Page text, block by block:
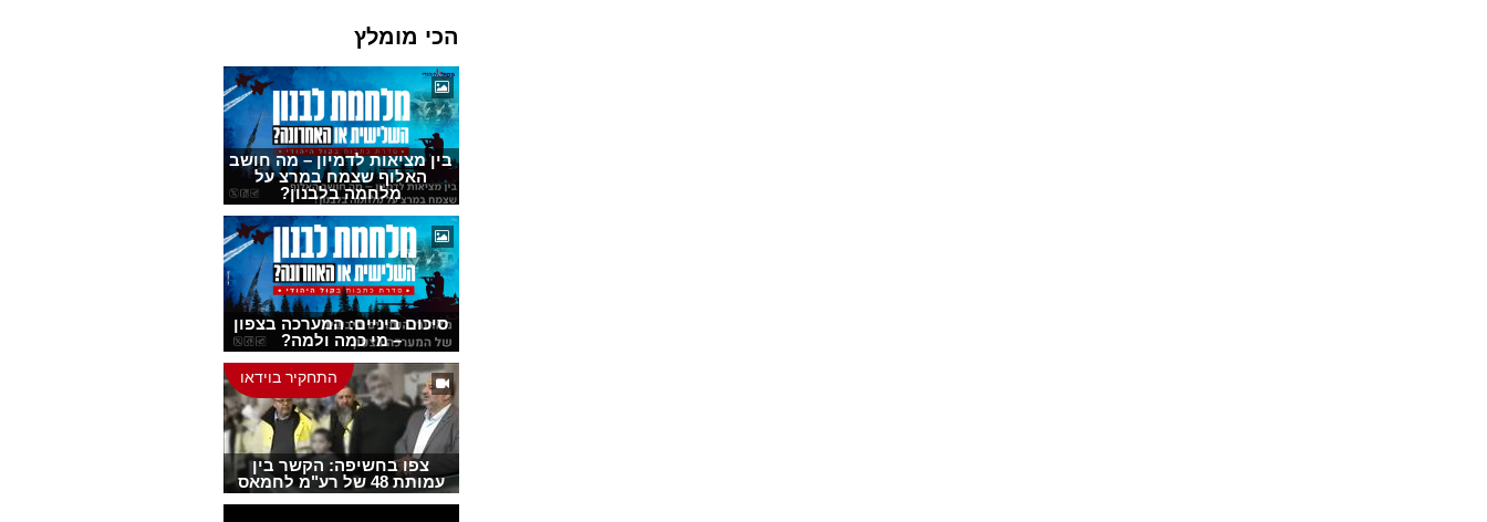
הכי מומלץ
בין מציאות לדמיון – מה חושב
האלוף שצמח במרצ על
מלחמה בלבנון?
סיכום ביניים: המערכה בצפון
– מי כמה ולמה?
התחקיר בוידאו
צפו בחשיפה: הקשר בין
עמותת 48 של רע"מ לחמאס